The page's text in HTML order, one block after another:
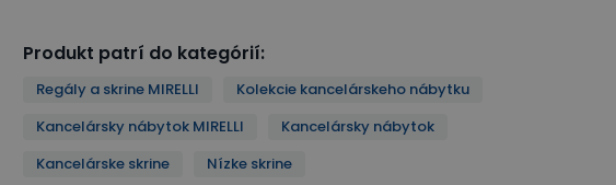
Produkt patrí do kategórií:
Regály a skrine MIRELLI
Kolekcie kancelárskeho nábytku
Kancelársky nábytok MIRELLI
Kancelársky nábytok
Kancelárske skrine
Nízke skrine